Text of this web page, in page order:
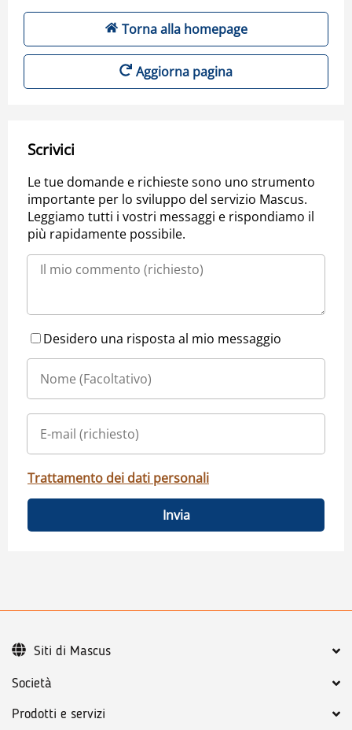
Torna alla homepage
Aggiorna pagina
Scrivici
Le tue domande e richieste sono uno strumento
importante per lo sviluppo del servizio Mascus.
Leggiamo tutti i vostri messaggi e rispondiamo il
più rapidamente possibile.
Desidero una risposta al mio messaggio
Trattamento dei dati personali
Invia
Società
Prodotti e servizi
Siti di Mascus